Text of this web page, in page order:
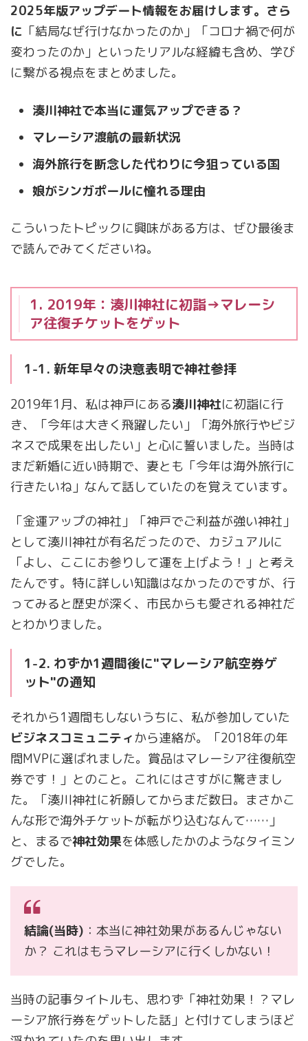
2025年版アップデート情報をお届けします。さら
に 「結局なぜ行けなかったのか」「コロナ禍で何が
変わったのか」といったリアルな経緯も含め、学び
に繋がる視点をまとめました。
湊川神社で本当に運気アップできる？
マレーシア渡航の最新状況
海外旅行を断念した代わりに今狙っている国
娘がシンガポールに憧れる理由
こういったトピックに興味がある方は、ぜひ最後ま
で読んでみてくださいね。
1. 2019年：湊川神社に初詣→マレーシ
ア往復チケットをゲット
1-1. 新年早々の決意表明で神社参拝
2019年1月、私は神戸にある湊川神社に初詣に行
き、「今年は大きく飛躍したい」「海外旅行やビジ
ネスで成果を出したい」と心に誓いました。当時は
まだ新婚に近い時期で、妻とも「今年は海外旅行に
行きたいね」なんて話していたのを覚えています。
「金運アップの神社」「神戸でご利益が強い神社」
として湊川神社が有名だったので、カジュアルに
「よし、ここにお参りして運を上げよう！」と考え
たんです。特に詳しい知識はなかったのですが、行
ってみると歴史が深く、市民からも愛される神社だ
とわかりました。
1-2. わずか1週間後に"マレーシア航空券ゲ
ット"の通知
それから1週間もしないうちに、私が参加していた
ビジネスコミュニティ から連絡が。「2018年の年
間MVPに選ばれました。賞品はマレーシア往復航空
券です！」とのこと。これにはさすがに驚きまし
た。「湊川神社に祈願してからまだ数日。まさかこ
んな形で海外チケットが転がり込むなんて……」
と、まるで神社効果を体感したかのようなタイミン
グでした。
結論(当時) ：本当に神社効果があるんじゃない
か？ これはもうマレーシアに行くしかない！
当時の記事タイトルも、思わず「神社効果！？マレ
ーシア旅行券をゲットした話」と付けてしまうほど